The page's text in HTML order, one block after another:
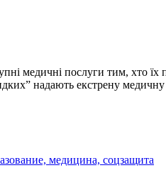
медичні послуги тим, хто
надають екстрену
медицина, соцзащита